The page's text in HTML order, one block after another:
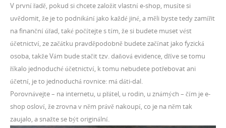
V první řadě, pokud si chcete založit vlastní e-shop, musíte si
uvědomit, že je to podnikání jako každé jiné, a měli byste tedy zamířit
na finanční úřad, také počítejte s tím, že si budete muset vést
účetnictví, ze začátku pravděpodobně budete začínat jako fyzická
osoba, takže Vám bude stačit tzv. daňová evidence, dříve se tomu
říkalo jednoduché účetnictví, k tomu nebudete potřebovat ani
účetní, je to jednoduchá rovnice: má dáti-dal.
Porovnávejte – na internetu, u přátel, u rodin, u známých – čím je e-
shop osloví, že zrovna v něm právě nakoupí, co je na něm tak
zaujalo, a snažte se být originální.